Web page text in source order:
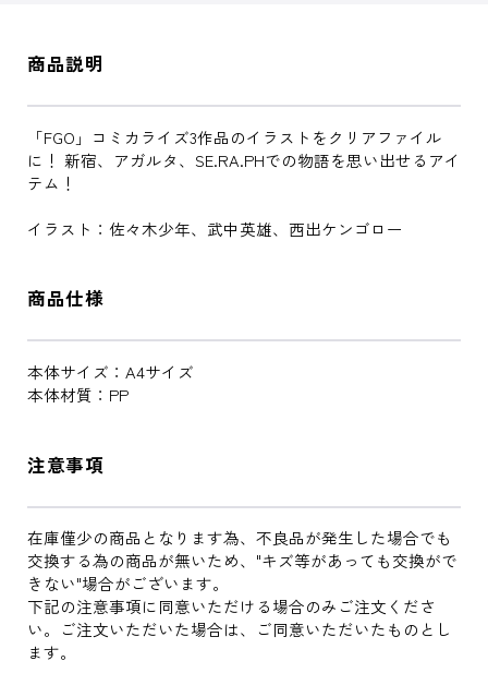
商品説明
「FGO」コミカライズ3作品のイラストをクリアファイル
に！ 新宿、アガルタ、SE.RA.PHでの物語を思い出せるアイ
テム！
イラスト：佐々木少年、武中英雄、西出ケンゴロー
商品仕様
本体サイズ：A4サイズ
本体材質：PP
注意事項
在庫僅少の商品となります為、不良品が発生した場合でも
交換する為の商品が無いため、"キズ等があっても交換がで
きない"場合がございます。
下記の注意事項に同意いただける場合のみご注文くださ
い。ご注文いただいた場合は、ご同意いただいたものとし
ます。